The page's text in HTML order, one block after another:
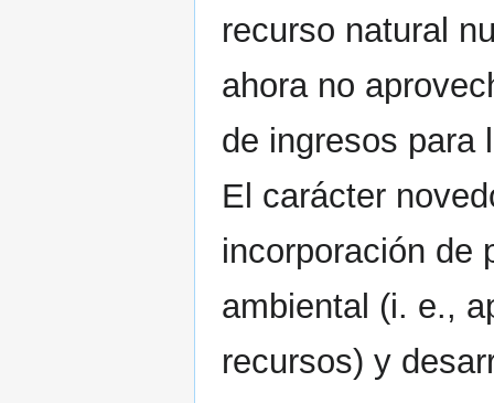
recurso natural
ahora no
de ingresos para
El carácter
incorporación de
ambiental (i. e.,
recursos) y